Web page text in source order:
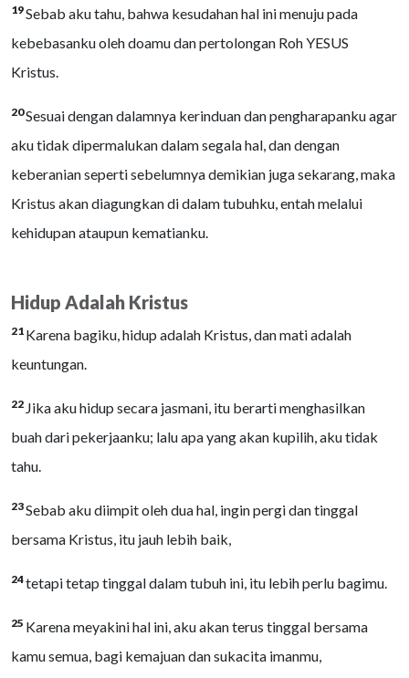
19Sebab aku tahu, bahwa kesudahan hal ini menuju pada
kebebasanku oleh doamu dan pertolongan Roh YESUS
Kristus.
20Sesuai dengan dalamnya kerinduan dan pengharapanku agar
aku tidak dipermalukan dalam segala hal, dan dengan
keberanian seperti sebelumnya demikian juga sekarang, maka
Kristus akan diagungkan di dalam tubuhku, entah melalui
kehidupan ataupun kematianku.
Hidup Adalah Kristus
21 Karena bagiku, hidup adalah Kristus, dan mati adalah
keuntungan.
22 Jika aku hidup secara jasmani, itu berarti menghasilkan
buah dari pekerjaanku; lalu apa yang akan kupilih, aku tidak
tahu.
23Sebab aku diimpit oleh dua hal, ingin pergi dan tinggal
bersama Kristus, itu jauh lebih baik,
24tetapi tetap tinggal dalam tubuh ini, itu lebih perlu bagimu.
25 Karena meyakini hal ini, aku akan terus tinggal bersama
kamu semua, bagi kemajuan dan sukacita imanmu,